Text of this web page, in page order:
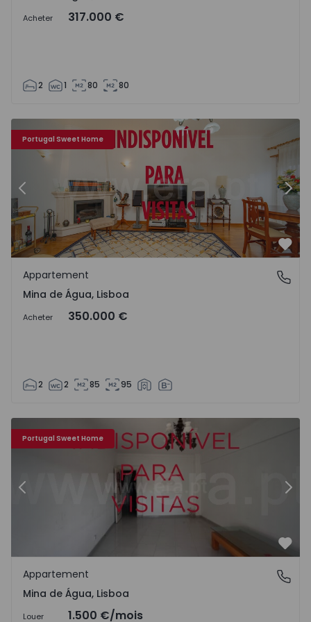
Acheter 317.000 €
2 1 80 80
Portugal Sweet Home
Appartement T2 Amadora, Mina de Água - 1566992 - 27
Précédent
Mina de Água, Lisboa
Appartement
Mina de Água, Lisboa
Acheter 350.000 €
2 2 85 95
Portugal Sweet Home
Appartement T3 Amadora, Mina de Água - 1510529 - 17
Précédent
Mina de Água, Lisboa
Appartement
Mina de Água, Lisboa
Louer 1.500 €/mois